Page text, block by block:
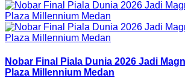
Nobar Final Piala Dunia 2026 Jadi
Plaza Millennium Medan